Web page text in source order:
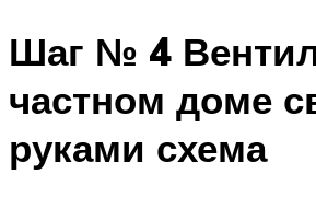
Шаг № 4
частном доме
руками схема